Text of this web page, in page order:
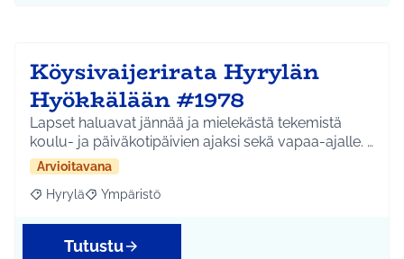
Köysivaijerirata Hyrylän
Hyökkälään #1978
Lapset haluavat jännää ja mielekästä tekemistä
koulu- ja päiväkotipäivien ajaksi sekä vapaa-ajalle. …
Arvioitavana
Rajaa tulokset aihepiirin mukaan: Hyrylä
Hyrylä Rajaa tulokset teeman mukaan: Ympäristö
Ympäristö
Tutustu